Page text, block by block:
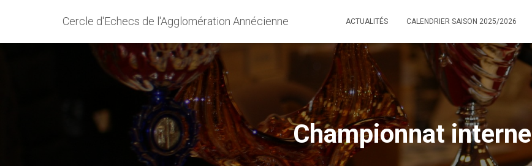
Cercle d'Echecs de l'Agglomération Annécienne ACTUALITÉS CALENDRIER SAISON 2025/2026
Championnat interne